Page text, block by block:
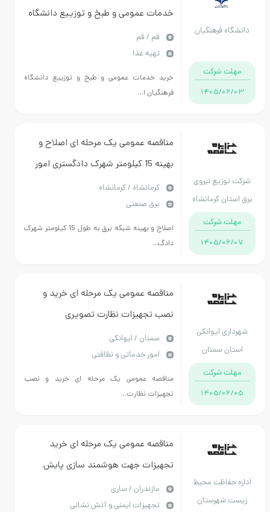
دانشگاه فرهنگیان
مهلت شرکت
1405/06/03
خدمات عمومی و طبخ و توزییع دانشگاه
فرهنگیان استان قم
قم / قم
تهیه غذا
خرید خدمات عمومی و طبخ و توزییع دانشگاه
فرهنگیان ا...
شرکت توزیع نیروی
برق استان کرمانشاه
مهلت شرکت
1405/06/07
مناقصه عمومی یک مرحله ای اصلاح و
بهینه 15 کیلومتر شهرک دادگستری امور
برق مرکزhكرمانشاه / کرمانشاه
برق صنعتی
اصلاح و بهینه شبکه برق به طول 15 کیلومتر شهرک
دادگ...
شهرداری ایوانکی
استان سمنان
مهلت شرکت
1405/06/05
مناقصه عمومی یک مرحله ای خرید و
نصب تجهیزات نظارت تصویری
سمنان / ایوانکی
امور خدماتی و نظافتی
مناقصه عمومی یک مرحله ای خرید و نصب
تجهیزات نظارت...
اداره حفاظت محیط
زیست شهرستان
مناقصه عمومی یک مرحله ای خرید
تجهیزات جهت هوشمند سازی پایش
مناطق تحت مدیریت
مازندران / ساری
تجهیزات ایمنی و آتش نشانی